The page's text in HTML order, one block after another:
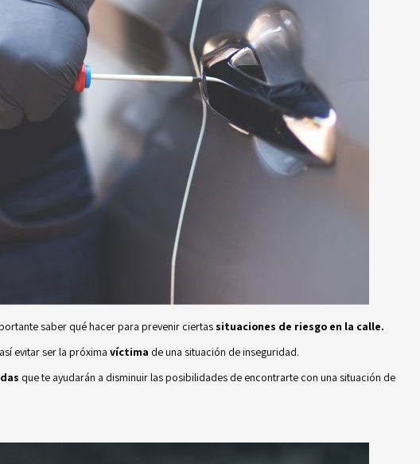
saber qué hacer para prevenir ciertas situaciones de riesgo en la calle.
evitar ser la próxima víctima de una situación de inseguridad.
que te ayudarán a disminuir las posibilidades de encontrarte con una situación de